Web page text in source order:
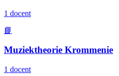
1 docent
📘
Muziektheorie Krommenie
1 docent